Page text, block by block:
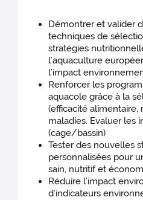
Démontrer et valider
techniques de
stratégies
l’aquaculture
l’impact
Renforcer les
aquacole grâce à la
(efficacité alimentaire,
maladies. Evaluer les
(cage/bassin)
Tester des nouvelles
personnalisées pour
sain, nutritif et
Réduire l’impact
d’indicateurs